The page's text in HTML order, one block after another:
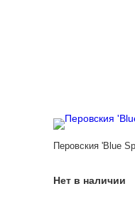
Перовския 'Blue
Нет в наличии